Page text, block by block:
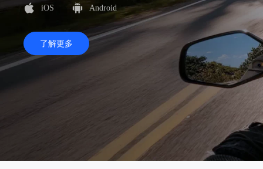
地理围栏
虚拟空间围栏服务
API
查询目标区域当前/未来天气
通过基站、Wifi获取位置信息
专业
API
智能
智能
物流
公交
查询公
交通
手机银行 NEW
提供手机银行APP地图应用
iOS Android
了解更多